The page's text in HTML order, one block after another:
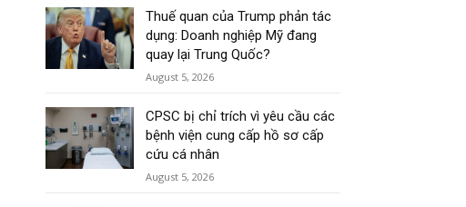
Thuế quan của Trump phản tác
dụng: Doanh nghiệp Mỹ đang
quay lại Trung Quốc?
August 5, 2026
CPSC bị chỉ trích vì yêu cầu các
bệnh viện cung cấp hồ sơ cấp
cứu cá nhân
August 5, 2026